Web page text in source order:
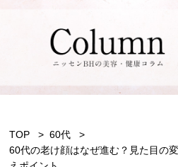
TOP
60代
60代の老け顔はなぜ進む？見た目の